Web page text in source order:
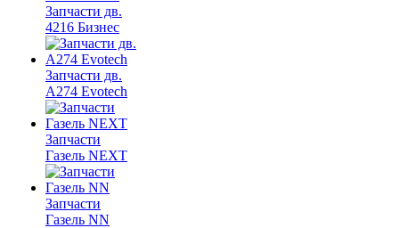
Запчасти дв.
4216 Бизнес
Запчасти дв.
A274 Evotech
Запчасти
Газель NEXT
Запчасти
Газель NN